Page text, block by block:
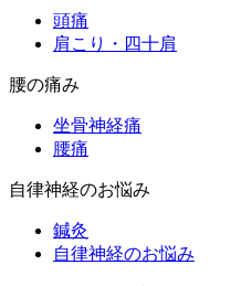
頭痛
肩こり・四十肩
腰の痛み
坐骨神経痛
腰痛
自律神経のお悩み
鍼灸
自律神経のお悩み